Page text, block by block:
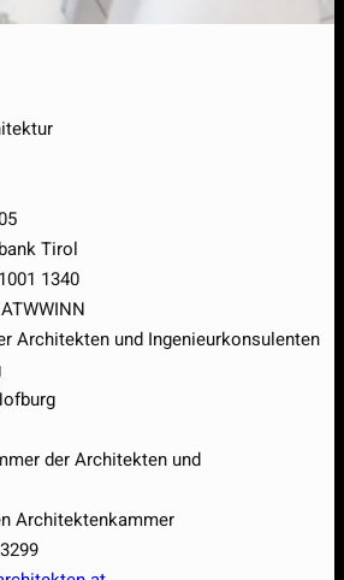
Tirol
1340
Architekten und Ingenieurkonsulenten
der Architekten und
Architektenkammer